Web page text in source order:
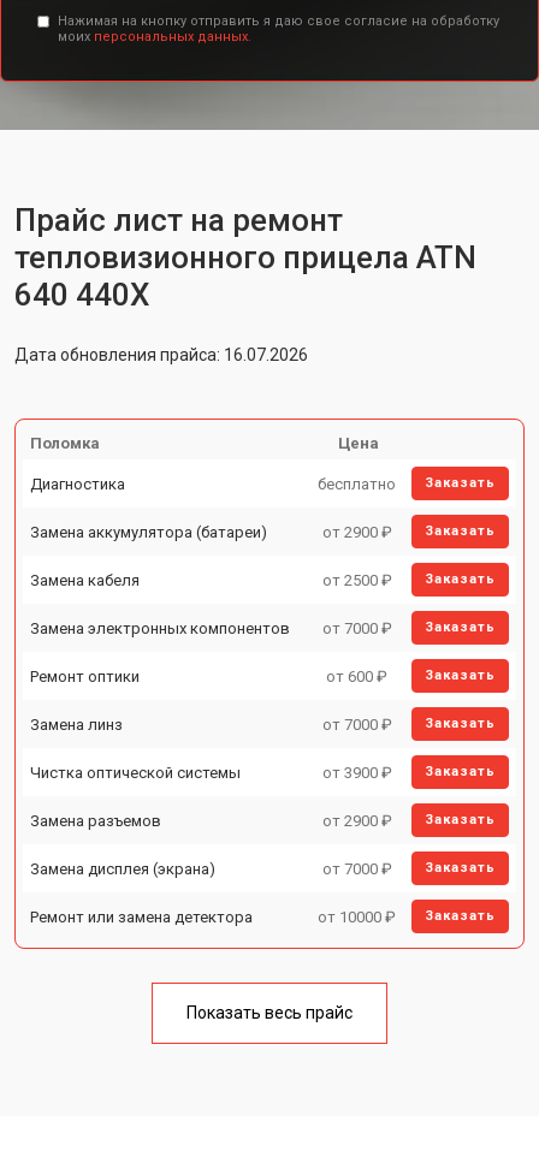
Нажимая на кнопку отправить я даю свое согласие на обработку
моих персональных данных.
Прайс лист на ремонт
тепловизионного прицела ATN
640 440X
Дата обновления прайса: 16.07.2026
Поломка Цена
Диагностика бесплатно Заказать
Замена аккумулятора (батареи) от 2900 ₽ Заказать
Замена кабеля от 2500 ₽ Заказать
Замена электронных компонентов от 7000 ₽ Заказать
Ремонт оптики от 600 ₽ Заказать
Замена линз от 7000 ₽ Заказать
Чистка оптической системы от 3900 ₽ Заказать
Замена разъемов от 2900 ₽ Заказать
Замена дисплея (экрана) от 7000 ₽ Заказать
Ремонт или замена детектора от 10000 ₽ Заказать
Показать весь прайс